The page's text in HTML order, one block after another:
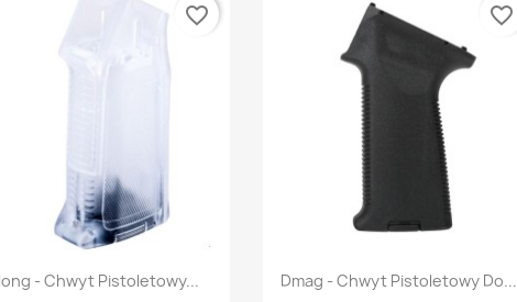
Szybki podgląd
- Chwyt Pistoletowy...
favorite_border
Szybki podgląd
Dmag - Chwyt Pistoletowy Do...
favorite_border